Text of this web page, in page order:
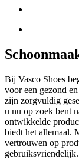
Bij Vasco Shoes
voor een gezond
zijn zorgvuldig
u nu op zoek bent
ontwikkelde
biedt het allemaal.
vertrouwen op
gebruiksvriendelijk.